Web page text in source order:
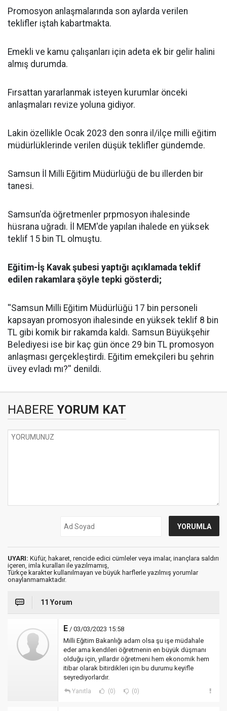
Promosyon anlaşmalarında son aylarda verilen
teklifler iştah kabartmakta.
Emekli ve kamu çalışanları için adeta ek bir gelir halini
almış durumda.
Fırsattan yararlanmak isteyen kurumlar önceki
anlaşmaları revize yoluna gidiyor.
Lakin özellikle Ocak 2023 den sonra il/ilçe milli eğitim
müdürlüklerinde verilen düşük teklifler gündemde.
Samsun İl Milli Eğitim Müdürlüğü de bu illerden bir
tanesi.
Samsun'da öğretmenler prpmosyon ihalesinde
hüsrana uğradı. İl MEM'de yapılan ihalede en yüksek
teklif 15 bin TL olmuştu.
Eğitim-İş Kavak şubesi yaptığı açıklamada teklif
edilen rakamlara şöyle tepki gösterdi;
''Samsun Milli Eğitim Müdürlüğü 17 bin personeli
kapsayan promosyon ihalesinde en yüksek teklif 8 bin
TL gibi komik bir rakamda kaldı. Samsun Büyükşehir
Belediyesi ise bir kaç gün önce 29 bin TL promosyon
anlaşması gerçekleştirdi. Eğitim emekçileri bu şehrin
üvey evladı mı?'' denildi.
HABERE YORUM KAT
UYARI: Küfür, hakaret, rencide edici cümleler veya imalar, inançlara saldırı
içeren, imla kuralları ile yazılmamış,
Türkçe karakter kullanılmayan ve büyük harflerle yazılmış yorumlar
onaylanmamaktadır.
11 Yorum
E / 03/03/2023 15:58
Milli Eğitim Bakanlığı adam olsa şu işe müdahale
eder ama kendileri öğretmenin en büyük düşmanı
olduğu için, yıllardır öğretmeni hem ekonomik hem
itibar olarak bitirdikleri için bu durumu keyifle
seyrediyorlardır.
Yanıtla (0) (0)